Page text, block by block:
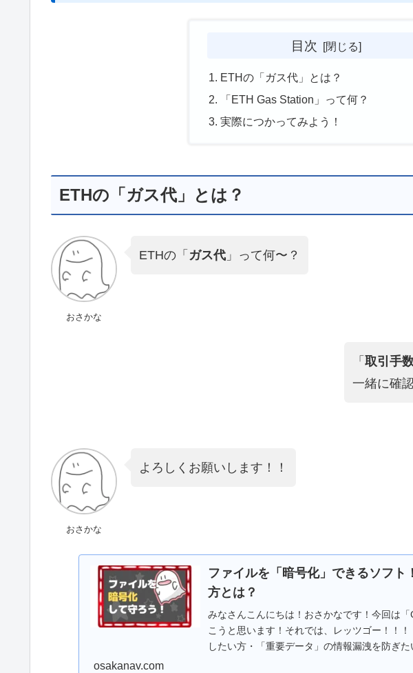
目次
ETHの「ガス代」とは？
「ETH Gas Station」って何？
実際につかってみよう！
ETHの「ガス代」とは？
おさかな
ETHの「 ガス代 」って何〜？
「 取引手
一緒に確
おさかな
よろしくお願いします！！
ファイルを「暗号化」できるソフ
方とは？
みなさんこんにちは！おさかなです！今回は
こうと思います！それでは、レッツゴー！！
したい方・「重要データ」の情報漏洩を防ぎた
osakanav.com